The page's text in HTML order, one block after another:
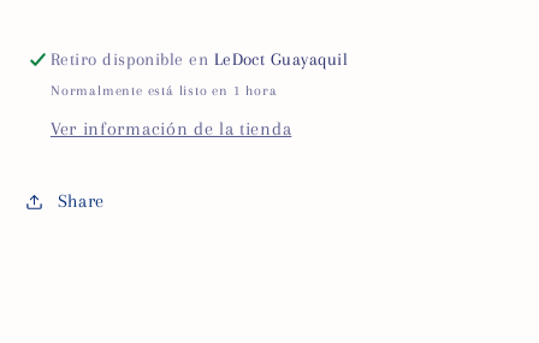
Retiro disponible en LeDoct Guayaquil
Normalmente está listo en 1 hora
Ver información de la tienda
Share